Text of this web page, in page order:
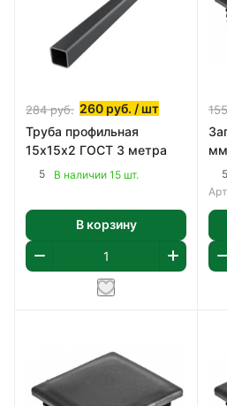
284руб. 260 руб. / шт
Труба профильная
15х15х2 ГОСТ 3 метра
5 В наличии 15 шт.
В корзину
5
Арт.